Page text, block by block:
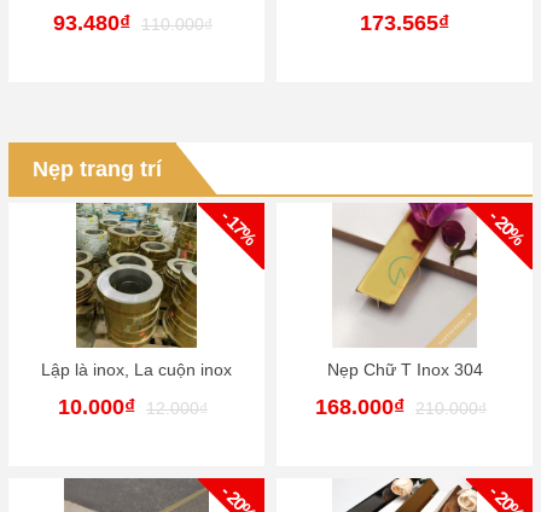
93.480₫ 110.000₫ 173.565₫
Nẹp trang trí
- 20%
Nẹp Chữ T Inox 304
168.000₫ 210.000₫
- 20%
- 20%
Nẹp Góc Tròn Inox 304
176.000₫ 220.000₫